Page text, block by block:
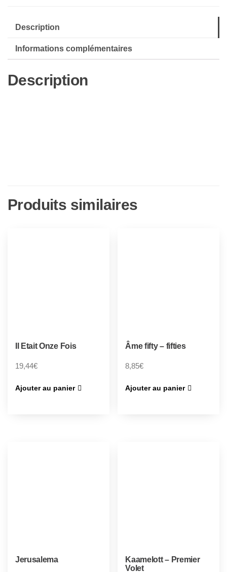
Description
Informations complémentaires
Description
Produits similaires
Il Etait Onze Fois
19,44€
Ajouter au panier
Âme fifty – fifties
8,85€
Ajouter au panier
Jerusalema
Kaamelott – Premier
Volet